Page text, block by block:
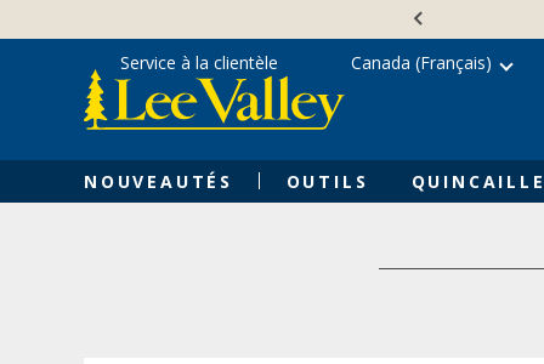
content
NOUVEAUTÉS OUTILS
Service à la clientèle Canada (Français)